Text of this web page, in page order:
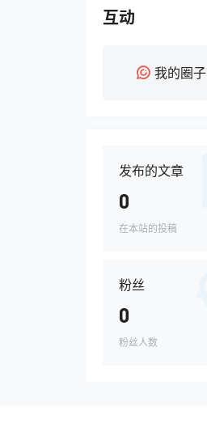
互动
我的圈子
发布的文章
0
在本站的投稿
粉丝
0
粉丝人数